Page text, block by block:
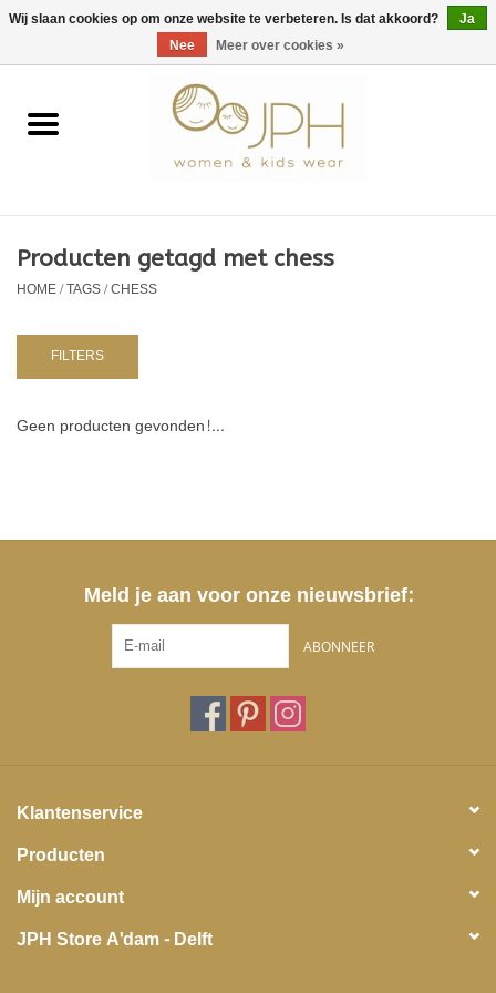
EUR/GBP/USD 0 Artikelen - €0,00
Home
Kids
NURSERY / TABLEWARE
Producten getagd met chess
HOME/TAGS/CHESS
FILTERS
Geen producten gevonden!...
Meld je aan voor onze nieuwsbrief:
ABONNEER
Klantenservice
Producten
Mijn account
JPH Store A'dam - Delft
Wij slaan cookies op om onze website te verbeteren. Is dat akkoord?
Ja
Nee
Meer over cookies »